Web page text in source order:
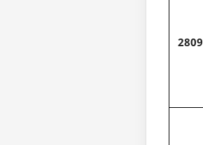
2809